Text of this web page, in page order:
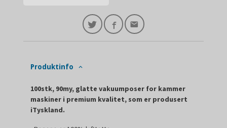
Produktinfo
100stk, 90my, glatte vakuumposer for kammer
maskiner i premium kvalitet, som er produsert
iTyskland.